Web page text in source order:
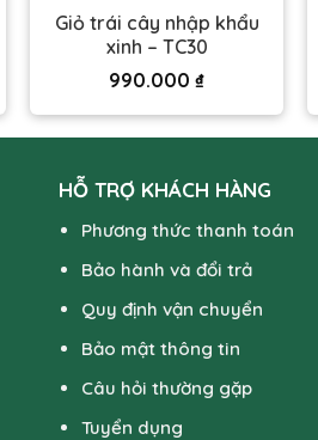
Giỏ trái cây nhập khẩu
xinh – TC30
990.000 ₫
HỖ TRỢ KHÁCH HÀNG
Phương thức thanh toán
Bảo hành và đổi trả
Quy định vận chuyển
Bảo mật thông tin
Câu hỏi thường gặp
Tuyển dụng